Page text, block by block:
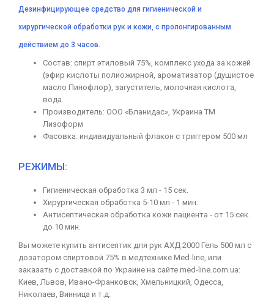
Дезинфицирующее средство для гигиенической и
хирургической обработки рук и кожи, с пролонгированным
действием до 3 часов.
Состав: спирт этиловый 75%, комплекс ухода за кожей
(эфир кислоты полиожирной, ароматизатор (душистое
масло Пинофлор), загуститель, молочная кислота,
вода.
Производитель: ООО «Бланидас», Украина ТМ
Лизоформ
Фасовка: индивидуальный флакон с триггером 500 мл
РЕЖИМЫ:
Гигиеническая обработка 3 мл - 15 сек.
Хирургическая обработка 5-10 мл - 1 мин.
Антисептическая обработка кожи пациента - от 15 сек.
до 10 мин.
Вы можете купить антисептик для рук АХД 2000 Гель 500 мл с
дозатором спиртовой 75% в медтехнике Med-line, или
заказать с доставкой по Украине на сайте med-line.com.ua:
Киев, Львов, Ивано-Франковск, Хмельницкий, Одесса,
Николаев, Винница и т.д.